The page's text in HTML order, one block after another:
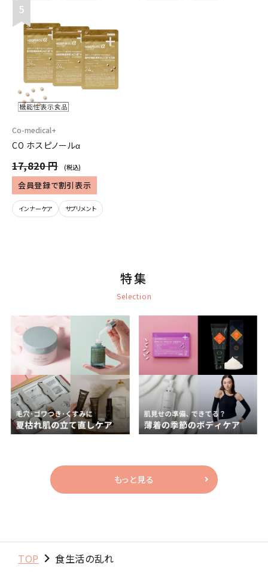
Co-medical+
CO ホスピノールα
17,820 円 (税込)
会員登録で割引表示
インナーケア サプリメント
特集
Selection
もっと見る
TOP 食生活の乱れ